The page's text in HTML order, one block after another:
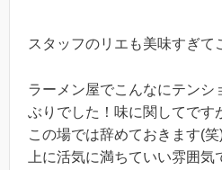
スタッフのリエも美味すぎて
ラーメン屋でこんなにテンシ
ぶりでした！味に関してです
この場では辞めておきます(
上に活気に満ちていい雰囲気